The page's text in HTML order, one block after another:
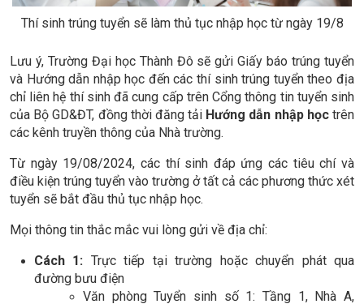
Thí sinh trúng tuyển sẽ làm thủ tục nhập học từ ngày 19/8
Lưu ý, Trường Đại học Thành Đô sẽ gửi Giấy báo trúng tuyển
và Hướng dẫn nhập học đến các thí sinh trúng tuyển theo địa
chỉ liên hệ thí sinh đã cung cấp trên Cổng thông tin tuyển sinh
của Bộ GD&ĐT, đồng thời đăng tải Hướng dẫn nhập họctrên
các kênh truyền thông của Nhà trường.
Từ ngày 19/08/2024, các thí sinh đáp ứng các tiêu chí và
điều kiện trúng tuyển vào trường ở tất cả các phương thức xét
tuyển sẽ bắt đầu thủ tục nhập học.
Mọi thông tin thắc mắc vui lòng gửi về địa chỉ:
Cách 1: Trực tiếp tại trường hoặc chuyển phát qua
đường bưu điện
Văn phòng Tuyển sinh số 1: Tầng 1, Nhà A,